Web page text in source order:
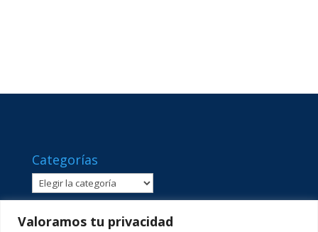
Valoramos tu privacidad
Categorías
Categorías